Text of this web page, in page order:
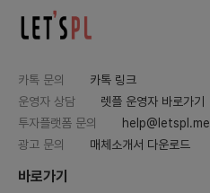
카톡 문의
카톡 링크
운영자 상담
렛플 운영자 바로가기
투자플랫폼 문의
help@letspl.me
광고 문의
매체소개서 다운로드
바로가기